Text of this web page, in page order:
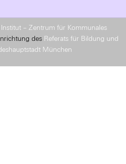
– Zentrum für Kommunales
des Referats für Bildung und
München